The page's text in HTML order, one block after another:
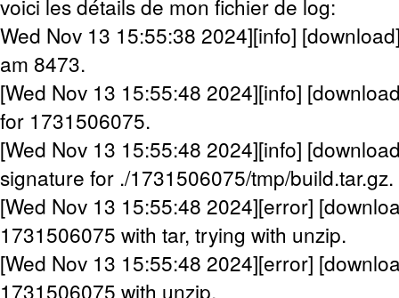
voici les détails de mon fichier de log:
Wed Nov 13 15:55:38 2024][info]
am 8473.
[Wed Nov 13 15:55:48 2024][info]
for 1731506075.
[Wed Nov 13 15:55:48 2024][info]
signature for ./1731506075/tmp/build.tar.gz.
[Wed Nov 13 15:55:48 2024][error]
1731506075 with tar, trying with unzip.
[Wed Nov 13 15:55:48 2024][error]
1731506075 with unzip.